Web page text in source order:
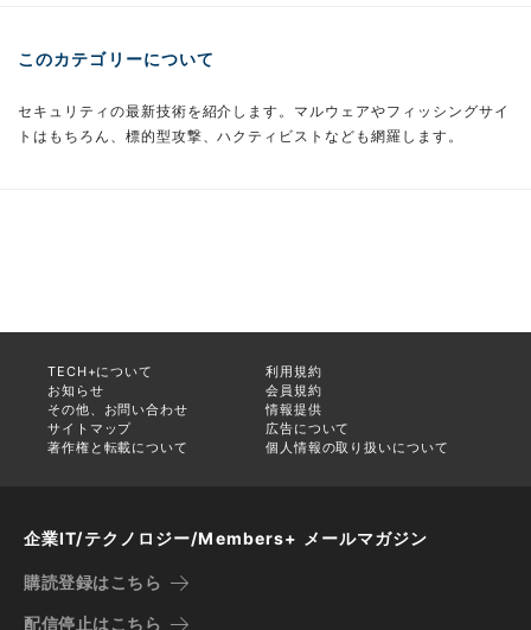
このカテゴリーについて
セキュリティの最新技術を紹介します。マルウェアやフィッシングサイ
トはもちろん、標的型攻撃、ハクティビストなども網羅します。
TECH+について
利用規約
お知らせ
会員規約
その他、お問い合わせ
情報提供
サイトマップ
広告について
著作権と転載について
個人情報の取り扱いについて
企業IT/テクノロジー/Members+ メールマガジン
購読登録はこちら
配信停止はこちら